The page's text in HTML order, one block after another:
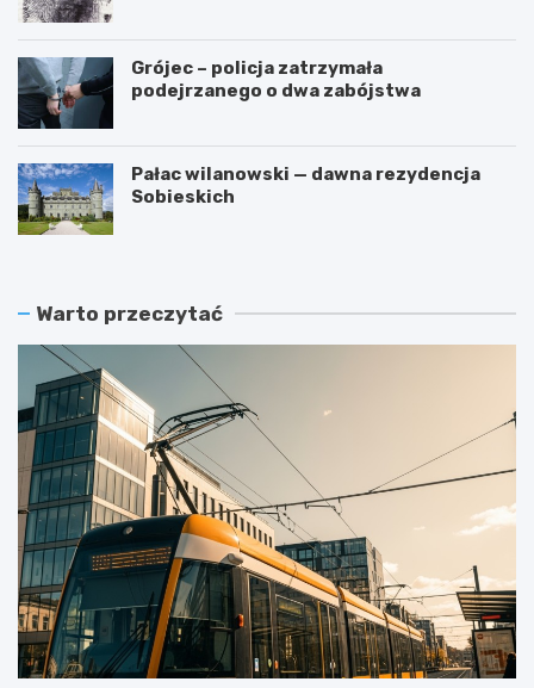
Grójec – policja zatrzymała
podejrzanego o dwa zabójstwa
Pałac wilanowski — dawna rezydencja
Sobieskich
Warto przeczytać